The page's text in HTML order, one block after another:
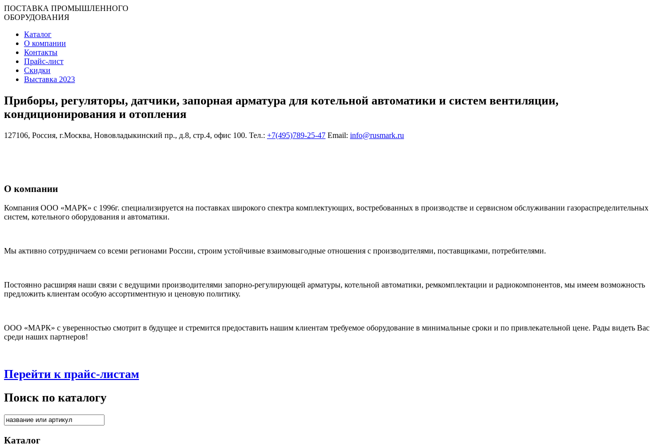
ПОСТАВКА ПРОМЫШЛЕННОГО
ОБОРУДОВАНИЯ
Каталог
О компании
Контакты
Прайс-лист
Скидки
Выставка 2023
Приборы, регуляторы, датчики, запорная арматура для котельной автоматики и систем вентиляции,
кондиционирования и отопления
127106, Россия, г.Москва, Нововладыкинский пр., д.8, стр.4, офис 100. Тел.: +7(495)789-25-47 Еmail: info@rusmark.ru
О компании
Компания ООО «МАРК» с 1996г. специализируется на поставках широкого спектра комплектующих, востребованных в производстве и сервисном обслуживании газораспределительных
систем, котельного оборудования и автоматики.
Мы активно сотрудничаем со всеми регионами России, строим устойчивые взаимовыгодные отношения с производителями, поставщиками, потребителями.
Постоянно расширяя наши связи с ведущими производителями запорно-регулирующей арматуры, котельной автоматики, ремкомплектации и радиокомпонентов, мы имеем возможность
предложить клиентам особую ассортиментную и ценовую политику.
ООО «МАРК» с уверенностью смотрит в будущее и стремится предоставить нашим клиентам требуемое оборудование в минимальные сроки и по привлекательной цене. Рады видеть Вас
среди наших партнеров!
Перейти к прайс-листам
Поиск по каталогу
Каталог